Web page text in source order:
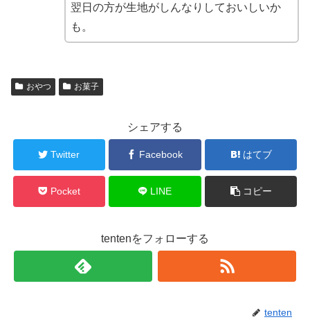
翌日の方が生地がしんなりしておいしいか
も。
おやつ お菓子
シェアする
Twitter Facebook はてブ
Pocket LINE コピー
tentenをフォローする
tenten